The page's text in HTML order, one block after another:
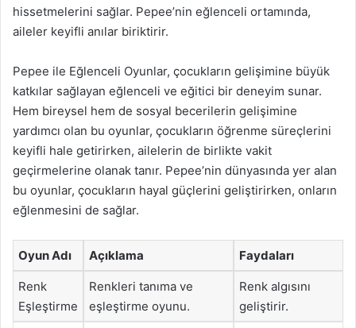
hissetmelerini sağlar. Pepee’nin eğlenceli ortamında,
aileler keyifli anılar biriktirir.
Pepee ile Eğlenceli Oyunlar, çocukların gelişimine büyük
katkılar sağlayan eğlenceli ve eğitici bir deneyim sunar.
Hem bireysel hem de sosyal becerilerin gelişimine
yardımcı olan bu oyunlar, çocukların öğrenme süreçlerini
keyifli hale getirirken, ailelerin de birlikte vakit
geçirmelerine olanak tanır. Pepee’nin dünyasında yer alan
bu oyunlar, çocukların hayal güçlerini geliştirirken, onların
eğlenmesini de sağlar.
Oyun Adı Açıklama Faydaları
Renk
Eşleştirme
Renkleri tanıma ve
eşleştirme oyunu.
Renk algısını
geliştirir.